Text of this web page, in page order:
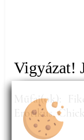
Vigyázat!
Műfaj(ok):
Erotikus,